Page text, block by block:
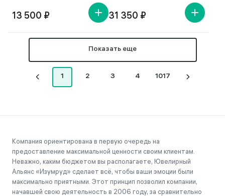
13 500 ₽ 31 350 ₽
Показать еще
1 2 3 4 1017
Компания ориентирована в первую очередь на
предоставление максимальной ценности своим клиентам.
Неважно, каким бюджетом вы располагаете, Ювелирный
Альянс «Изумруд» сделает всё, чтобы ваши эмоции были
максимально приятными. Этот принцип позволил компании,
начавшей свою деятельность в 2006 году, за сравнительно